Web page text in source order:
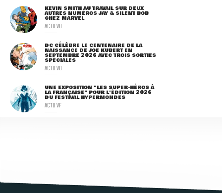
KEVIN SMITH AU TRAVAIL SUR DEUX
AUTRES NUMÉROS JAY & SILENT BOB
CHEZ MARVEL
ACTU VO
DC CÉLÈBRE LE CENTENAIRE DE LA
NAISSANCE DE JOE KUBERT EN
SEPTEMBRE 2026 AVEC TROIS SORTIES
SPÉCIALES
ACTU VO
UNE EXPOSITION "LES SUPER-HÉROS À
LA FRANÇAISE" POUR L'ÉDITION 2026
DU FESTIVAL HYPERMONDES
ACTU VF